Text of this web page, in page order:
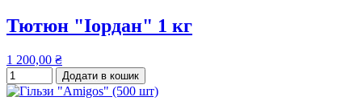
Тютюн "Іордан" 1 кг
1 200,00 ₴
Додати в кошик